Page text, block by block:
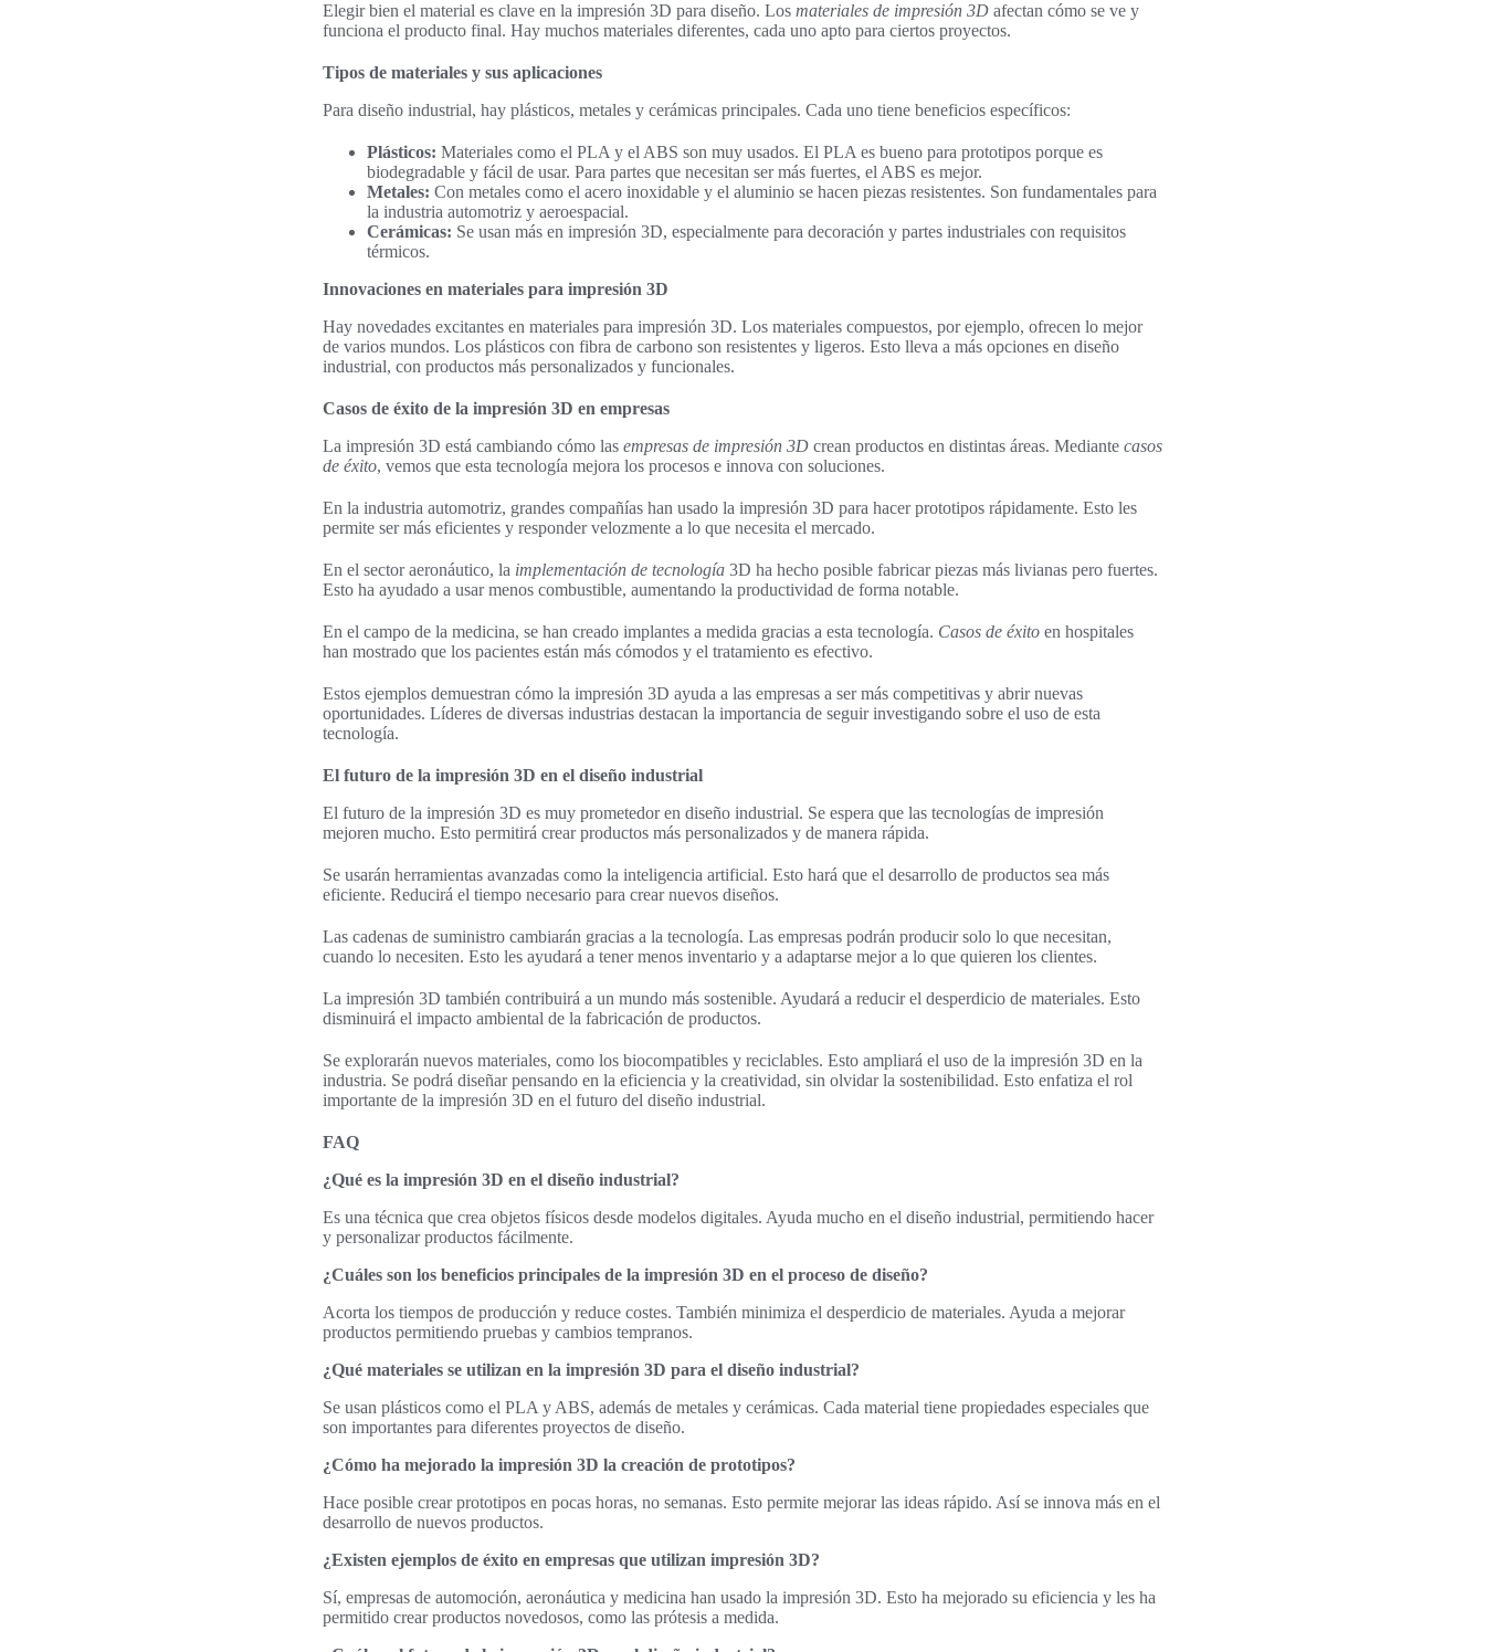
Elegir bien el material es clave en la impresión 3D para diseño. Los materiales de impresión 3D afectan cómo se ve y
funciona el producto final. Hay muchos materiales diferentes, cada uno apto para ciertos proyectos.
Tipos de materiales y sus aplicaciones
Para diseño industrial, hay plásticos, metales y cerámicas principales. Cada uno tiene beneficios específicos:
Plásticos: Materiales como el PLA y el ABS son muy usados. El PLA es bueno para prototipos porque es
biodegradable y fácil de usar. Para partes que necesitan ser más fuertes, el ABS es mejor.
Metales: Con metales como el acero inoxidable y el aluminio se hacen piezas resistentes. Son fundamentales para
la industria automotriz y aeroespacial.
Cerámicas: Se usan más en impresión 3D, especialmente para decoración y partes industriales con requisitos
térmicos.
Innovaciones en materiales para impresión 3D
Hay novedades excitantes en materiales para impresión 3D. Los materiales compuestos, por ejemplo, ofrecen lo mejor
de varios mundos. Los plásticos con fibra de carbono son resistentes y ligeros. Esto lleva a más opciones en diseño
industrial, con productos más personalizados y funcionales.
Casos de éxito de la impresión 3D en empresas
La impresión 3D está cambiando cómo las empresas de impresión 3D crean productos en distintas áreas. Mediante casos
de éxito, vemos que esta tecnología mejora los procesos e innova con soluciones.
En la industria automotriz, grandes compañías han usado la impresión 3D para hacer prototipos rápidamente. Esto les
permite ser más eficientes y responder velozmente a lo que necesita el mercado.
En el sector aeronáutico, la implementación de tecnología 3D ha hecho posible fabricar piezas más livianas pero fuertes.
Esto ha ayudado a usar menos combustible, aumentando la productividad de forma notable.
En el campo de la medicina, se han creado implantes a medida gracias a esta tecnología. Casos de éxito en hospitales
han mostrado que los pacientes están más cómodos y el tratamiento es efectivo.
Estos ejemplos demuestran cómo la impresión 3D ayuda a las empresas a ser más competitivas y abrir nuevas
oportunidades. Líderes de diversas industrias destacan la importancia de seguir investigando sobre el uso de esta
tecnología.
El futuro de la impresión 3D en el diseño industrial
El futuro de la impresión 3D es muy prometedor en diseño industrial. Se espera que las tecnologías de impresión
mejoren mucho. Esto permitirá crear productos más personalizados y de manera rápida.
Se usarán herramientas avanzadas como la inteligencia artificial. Esto hará que el desarrollo de productos sea más
eficiente. Reducirá el tiempo necesario para crear nuevos diseños.
Las cadenas de suministro cambiarán gracias a la tecnología. Las empresas podrán producir solo lo que necesitan,
cuando lo necesiten. Esto les ayudará a tener menos inventario y a adaptarse mejor a lo que quieren los clientes.
La impresión 3D también contribuirá a un mundo más sostenible. Ayudará a reducir el desperdicio de materiales. Esto
disminuirá el impacto ambiental de la fabricación de productos.
Se explorarán nuevos materiales, como los biocompatibles y reciclables. Esto ampliará el uso de la impresión 3D en la
industria. Se podrá diseñar pensando en la eficiencia y la creatividad, sin olvidar la sostenibilidad. Esto enfatiza el rol
importante de la impresión 3D en el futuro del diseño industrial.
FAQ
¿Qué es la impresión 3D en el diseño industrial?
Es una técnica que crea objetos físicos desde modelos digitales. Ayuda mucho en el diseño industrial, permitiendo hacer
y personalizar productos fácilmente.
¿Cuáles son los beneficios principales de la impresión 3D en el proceso de diseño?
Acorta los tiempos de producción y reduce costes. También minimiza el desperdicio de materiales. Ayuda a mejorar
productos permitiendo pruebas y cambios tempranos.
¿Qué materiales se utilizan en la impresión 3D para el diseño industrial?
Se usan plásticos como el PLA y ABS, además de metales y cerámicas. Cada material tiene propiedades especiales que
son importantes para diferentes proyectos de diseño.
¿Cómo ha mejorado la impresión 3D la creación de prototipos?
Hace posible crear prototipos en pocas horas, no semanas. Esto permite mejorar las ideas rápido. Así se innova más en el
desarrollo de nuevos productos.
¿Existen ejemplos de éxito en empresas que utilizan impresión 3D?
Sí, empresas de automoción, aeronáutica y medicina han usado la impresión 3D. Esto ha mejorado su eficiencia y les ha
permitido crear productos novedosos, como las prótesis a medida.